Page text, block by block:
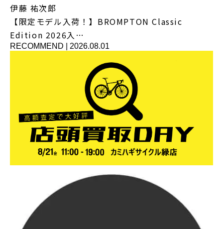
伊藤 祐次郎
【限定モデル入荷！】BROMPTON Classic
Edition 2026入…
RECOMMEND 2026.08.01